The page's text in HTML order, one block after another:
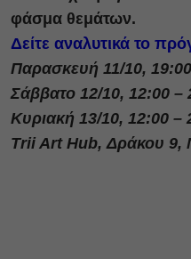
φάσμα θεμάτων.
Δείτε αναλυτικά το
Παρασκευή 11/10, 19:00
Σάββατο 12/10, 12:00 –
Κυριακή 13/10, 12:00 –
Trii Art Hub, Δράκου 9,